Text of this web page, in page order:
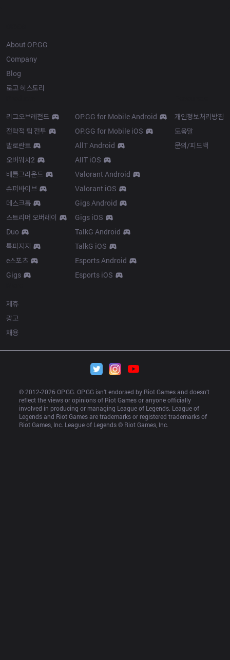
About OP.GG
Company
Blog
로고 히스토리
리그오브레전드
전략적 팀 전투
발로란트
오버워치2
배틀그라운드
슈퍼바이브
데스크톱
스트리머 오버레이
Duo
톡피지지
e스포츠
Gigs
OP.GG for Mobile Android
OP.GG for Mobile iOS
AllT Android
AllT iOS
Valorant Android
Valorant iOS
Gigs Android
Gigs iOS
TalkG Android
TalkG iOS
Esports Android
Esports iOS
개인정보처리방침
도움말
문의/피드백
제휴
광고
채용
© 2012-2026 OP.GG. OP.GG isn’t endorsed by Riot Games and doesn’t
reflect the views or opinions of Riot Games or anyone officially
involved in producing or managing League of Legends. League of
Legends and Riot Games are trademarks or registered trademarks of
Riot Games, Inc. League of Legends © Riot Games, Inc.